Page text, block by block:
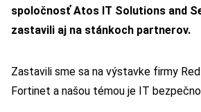
spoločnosť Atos IT Solutions and
zastavili aj na stánkoch partnerov.
Zastavili sme sa na výstavke firmy
Fortinet a našou témou je IT